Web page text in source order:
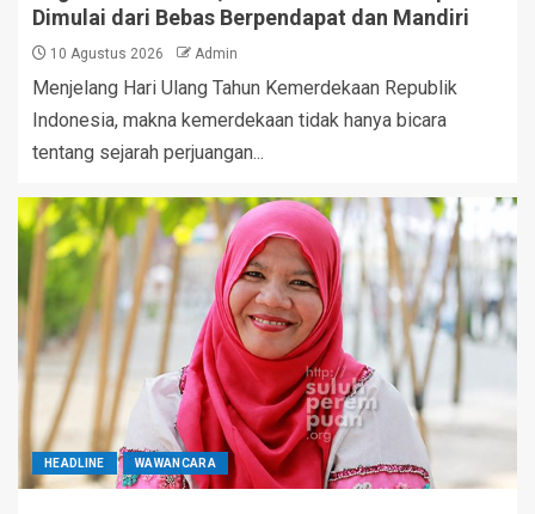
Dimulai dari Bebas Berpendapat dan Mandiri
10 Agustus 2026 Admin
Menjelang Hari Ulang Tahun Kemerdekaan Republik
Indonesia, makna kemerdekaan tidak hanya bicara
tentang sejarah perjuangan...
HEADLINE WAWANCARA